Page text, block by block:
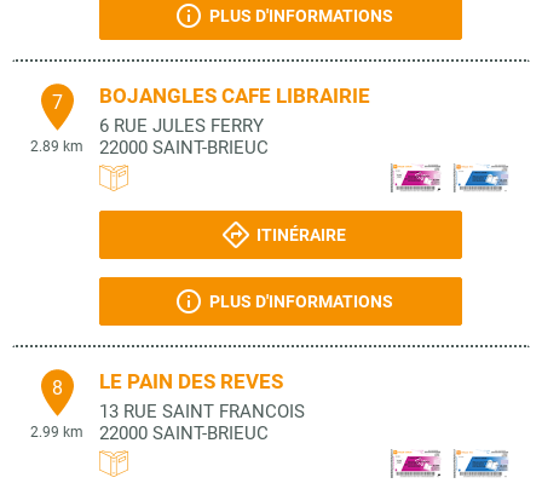
PLUS D'INFORMATIONS
7
2.89 km
BOJANGLES CAFE LIBRAIRIE
6 RUE JULES FERRY
22000 SAINT-BRIEUC
ITINÉRAIRE
PLUS D'INFORMATIONS
8
2.99 km
LE PAIN DES REVES
13 RUE SAINT FRANCOIS
22000 SAINT-BRIEUC